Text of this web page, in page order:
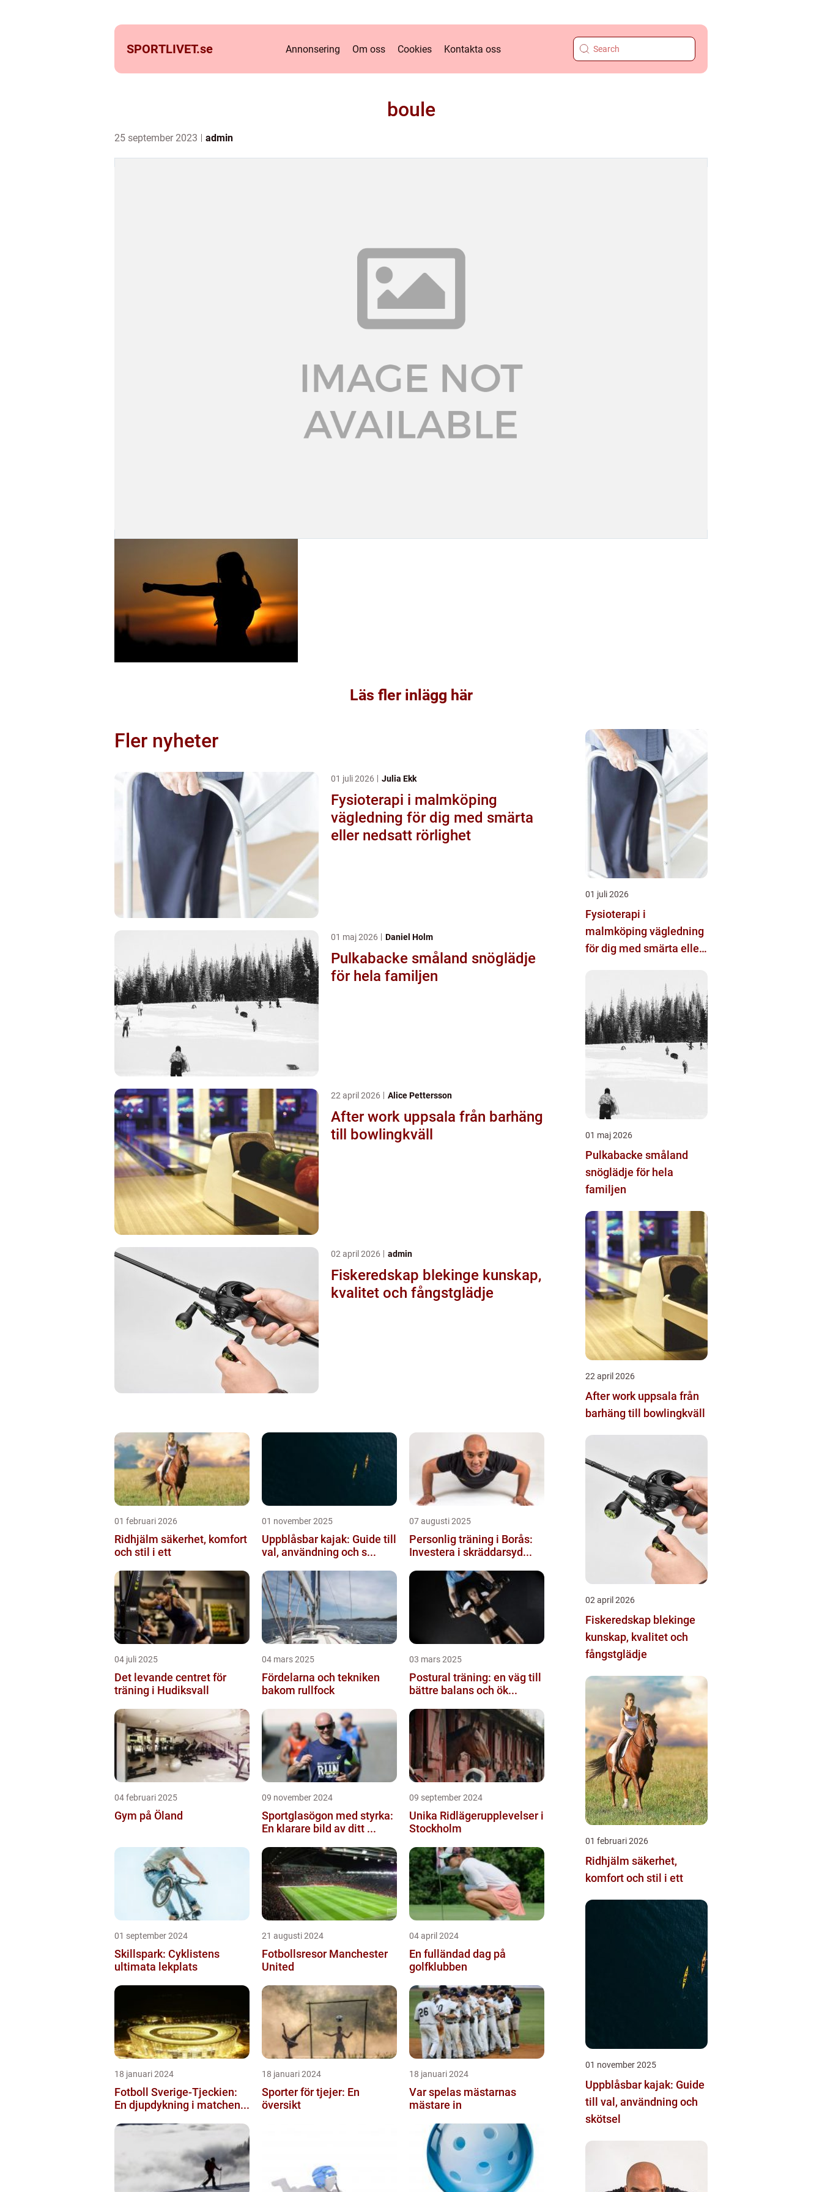
SPORTLIVET.se Annonsering Om oss Cookies Kontakta oss
boule
25 september 2023 admin
Läs fler inlägg här
Fler nyheter
01 juli 2026 Julia Ekk
Fysioterapi i malmköping
vägledning för dig med smärta
eller nedsatt rörlighet
01 maj 2026 Daniel Holm
Pulkabacke småland snöglädje
för hela familjen
22 april 2026 Alice Pettersson
After work uppsala från barhäng
till bowlingkväll
02 april 2026 admin
Fiskeredskap blekinge kunskap,
kvalitet och fångstglädje
01 februari 2026
Ridhjälm säkerhet, komfort
och stil i ett
01 november 2025
Uppblåsbar kajak: Guide till
val, användning och s...
07 augusti 2025
Personlig träning i Borås:
Investera i skräddarsyd...
04 juli 2025
Det levande centret för
träning i Hudiksvall
04 mars 2025
Fördelarna och tekniken
bakom rullfock
03 mars 2025
Postural träning: en väg till
bättre balans och ök...
04 februari 2025
Gym på Öland
09 november 2024
Sportglasögon med styrka:
En klarare bild av ditt ...
09 september 2024
Unika Ridlägerupplevelser i
Stockholm
01 september 2024
Skillspark: Cyklistens
ultimata lekplats
21 augusti 2024
Fotbollsresor Manchester
United
04 april 2024
En fulländad dag på
golfklubben
18 januari 2024
Fotboll Sverige-Tjeckien:
En djupdykning i matchen...
18 januari 2024
Sporter för tjejer: En
översikt
18 januari 2024
Var spelas mästarnas
mästare in
01 juli 2026
Fysioterapi i
malmköping vägledning
för dig med smärta eller
01 maj 2026
Pulkabacke småland
snöglädje för hela
familjen
22 april 2026
After work uppsala från
barhäng till bowlingkväll
02 april 2026
Fiskeredskap blekinge
kunskap, kvalitet och
fångstglädje
01 februari 2026
Ridhjälm säkerhet,
komfort och stil i ett
01 november 2025
Uppblåsbar kajak: Guide
till val, användning och
skötsel